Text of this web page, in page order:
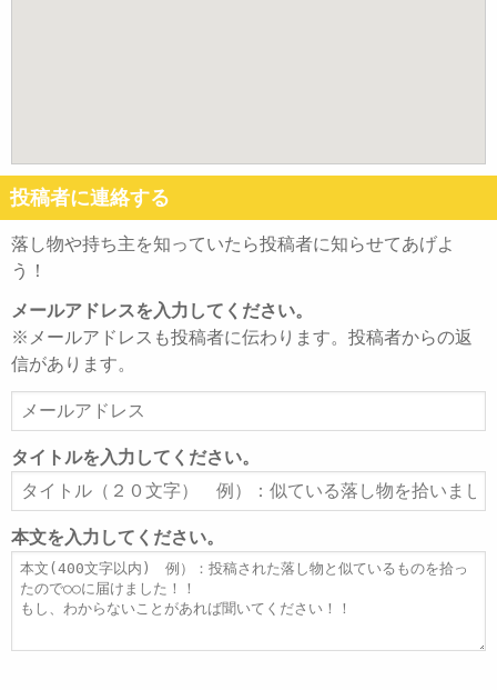
投稿者に連絡する
落し物や持ち主を知っていたら投稿者に知らせてあげよ
う！
メールアドレスを入力してください。
※メールアドレスも投稿者に伝わります。投稿者からの返
信があります。
ー
ル
ア
ド
レ
ス
タイトルを入力してください。
タ
イ
ト
ル
本文を入力してください。
本
文